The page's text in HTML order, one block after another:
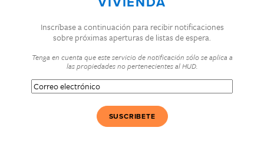
Inscríbase a continuación para recibir notificaciones
sobre próximas aperturas de listas de espera.
Tenga en cuenta que este servicio de notificación sólo se aplica a
las propiedades no pertenecientes al HUD.
Correo
electrónico(Obligatorio)